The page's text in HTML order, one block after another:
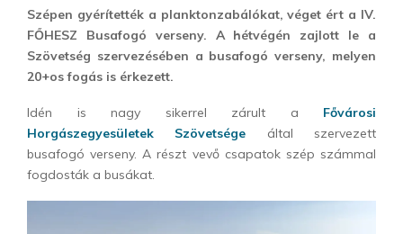
Szépen gyérítették a planktonzabálókat, véget ért a IV.
FŐHESZ Busafogó verseny. A hétvégén zajlott le a
Szövetség szervezésében a busafogó verseny, melyen
20+os fogás is érkezett.
Idén is nagy sikerrel zárult a Fővárosi
Horgászegyesületek Szövetsége által szervezett
busafogó verseny. A részt vevő csapatok szép számmal
fogdosták a busákat.